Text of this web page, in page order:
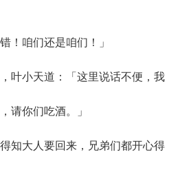
咱们还是咱们！」
小天道：「这里说话不便，我
请你们吃酒。」
大人要回来，兄弟们都开心得